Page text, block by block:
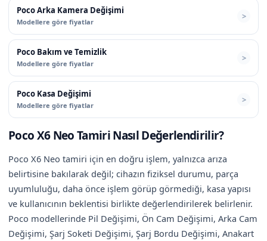
Poco Arka Kamera Değişimi
Modellere göre fiyatlar
Poco Bakım ve Temizlik
Modellere göre fiyatlar
Poco Kasa Değişimi
Modellere göre fiyatlar
Poco X6 Neo Tamiri Nasıl Değerlendirilir?
Poco X6 Neo tamiri için en doğru işlem, yalnızca arıza
belirtisine bakılarak değil; cihazın fiziksel durumu, parça
uyumluluğu, daha önce işlem görüp görmediği, kasa yapısı
ve kullanıcının beklentisi birlikte değerlendirilerek belirlenir.
Poco modellerinde Pil Değişimi, Ön Cam Değişimi, Arka Cam
Değişimi, Şarj Soketi Değişimi, Şarj Bordu Değişimi, Anakart